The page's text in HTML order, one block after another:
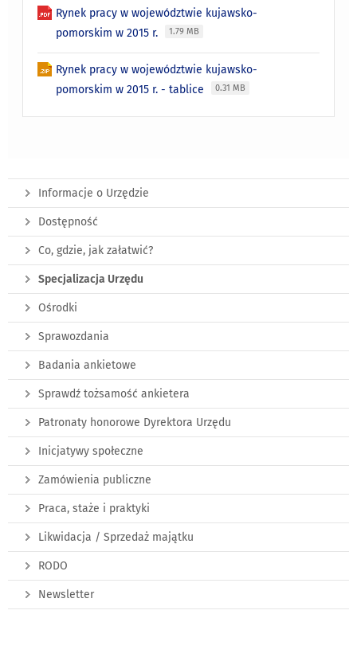
Rynek pracy w województwie kujawsko-
pomorskim w 2015 r.
1.79 MB
Rynek pracy w województwie kujawsko-
pomorskim w 2015 r. - tablice
0.31 MB
Informacje o Urzędzie
Dostępność
Co, gdzie, jak załatwić?
Specjalizacja Urzędu
Ośrodki
Sprawozdania
Badania ankietowe
Sprawdź tożsamość ankietera
Patronaty honorowe Dyrektora Urzędu
Inicjatywy społeczne
Zamówienia publiczne
Praca, staże i praktyki
Likwidacja / Sprzedaż majątku
RODO
Newsletter